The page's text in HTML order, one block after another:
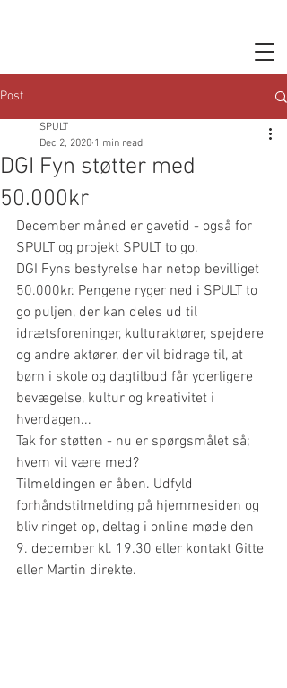
Post
DGI Fyn støtter med
50.000kr
SPULT
Dec 2, 2020 1 min read
December måned er gavetid - også for
SPULT og projekt SPULT to go.
DGI Fyns bestyrelse har netop bevilliget
50.000kr. Pengene ryger ned i SPULT to
go puljen, der kan deles ud til
idrætsforeninger, kulturaktører, spejdere
og andre aktører, der vil bidrage til, at
børn i skole og dagtilbud får yderligere
bevægelse, kultur og kreativitet i
hverdagen...
Tak for støtten - nu er spørgsmålet så;
hvem vil være med?
Tilmeldingen er åben. Udfyld
forhåndstilmelding på hjemmesiden og
bliv ringet op, deltag i online møde den
9. december kl. 19.30 eller kontakt Gitte
eller Martin direkte.